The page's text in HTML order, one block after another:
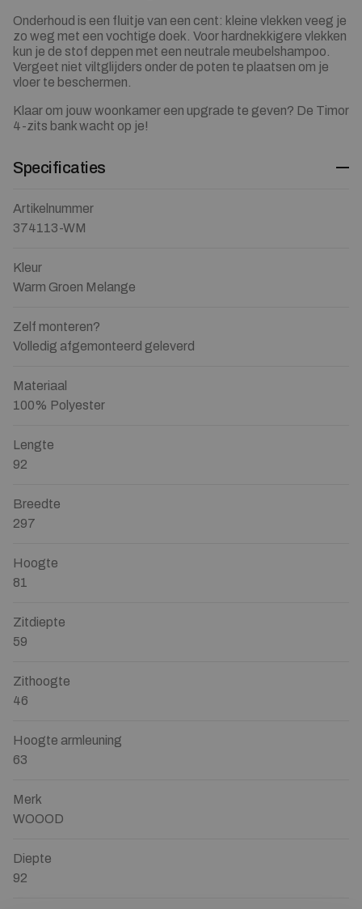
Onderhoud is een fluitje van een cent: kleine vlekken veeg je
zo weg met een vochtige doek. Voor hardnekkigere vlekken
kun je de stof deppen met een neutrale meubelshampoo.
Vergeet niet viltglijders onder de poten te plaatsen om je
vloer te beschermen.
Klaar om jouw woonkamer een upgrade te geven? De Timor
4-zits bank wacht op je!
Specificaties
Artikelnummer
374113-WM
Kleur
Warm Groen Melange
Zelf monteren?
Volledig afgemonteerd geleverd
Materiaal
100% Polyester
Lengte
92
Breedte
297
Hoogte
81
Zitdiepte
59
Zithoogte
46
Hoogte armleuning
63
Merk
WOOOD
Diepte
92